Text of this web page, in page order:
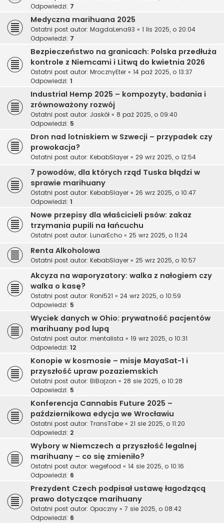
Odpowiedzi: 7
Medyczna marihuana 2025
Ostatni post autor: MagdaLena93 « 1 lis 2025, o 20:04
Odpowiedzi: 7
Bezpieczeństwo na granicach: Polska przedłuża
kontrole z Niemcami i Litwą do kwietnia 2026
Ostatni post autor: MrocznyEter « 14 paź 2025, o 13:37
Odpowiedzi: 1
Industrial Hemp 2025 – kompozyty, badania i
zrównoważony rozwój
Ostatni post autor: Jaskół « 8 paź 2025, o 09:40
Odpowiedzi: 5
Dron nad lotniskiem w Szwecji – przypadek czy
prowokacja?
Ostatni post autor: KebabSlayer « 29 wrz 2025, o 12:54
7 powodów, dla których rząd Tuska błądzi w
sprawie marihuany
Ostatni post autor: KebabSlayer « 26 wrz 2025, o 10:47
Odpowiedzi: 1
Nowe przepisy dla właścicieli psów: zakaz
trzymania pupili na łańcuchu
Ostatni post autor: LunarEcho « 25 wrz 2025, o 11:24
Renta Alkoholowa
Ostatni post autor: KebabSlayer « 25 wrz 2025, o 10:57
Akcyza na waporyzatory: walka z nałogiem czy
walka o kasę?
Ostatni post autor: Roni521 « 24 wrz 2025, o 10:59
Odpowiedzi: 5
Wyciek danych w Ohio: prywatność pacjentów
marihuany pod lupą
Ostatni post autor: mentalista « 19 wrz 2025, o 10:31
Odpowiedzi: 12
Konopie w kosmosie – misje MayaSat-1 i
przyszłość upraw pozaziemskich
Ostatni post autor: BiBajzon « 28 sie 2025, o 10:28
Odpowiedzi: 5
Konferencja Cannabis Future 2025 –
październikowa edycja we Wrocławiu
Ostatni post autor: TransTabe « 21 sie 2025, o 11:20
Odpowiedzi: 2
Wybory w Niemczech a przyszłość legalnej
marihuany – co się zmieniło?
Ostatni post autor: wegefood « 14 sie 2025, o 10:16
Odpowiedzi: 6
Prezydent Czech podpisał ustawę łagodzącą
prawo dotyczące marihuany
Ostatni post autor: Opaczny « 7 sie 2025, o 08:42
Odpowiedzi: 6